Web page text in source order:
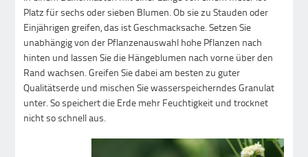
Platz für sechs oder sieben Blumen. Ob sie zu Stauden oder
Einjährigen greifen, das ist Geschmacksache. Setzen Sie
unabhängig von der Pflanzenauswahl hohe Pflanzen nach
hinten und lassen Sie die Hängeblumen nach vorne über den
Rand wachsen. Greifen Sie dabei am besten zu guter
Qualitätserde und mischen Sie wasserspeicherndes Granulat
unter. So speichert die Erde mehr Feuchtigkeit und trocknet
nicht so schnell aus.